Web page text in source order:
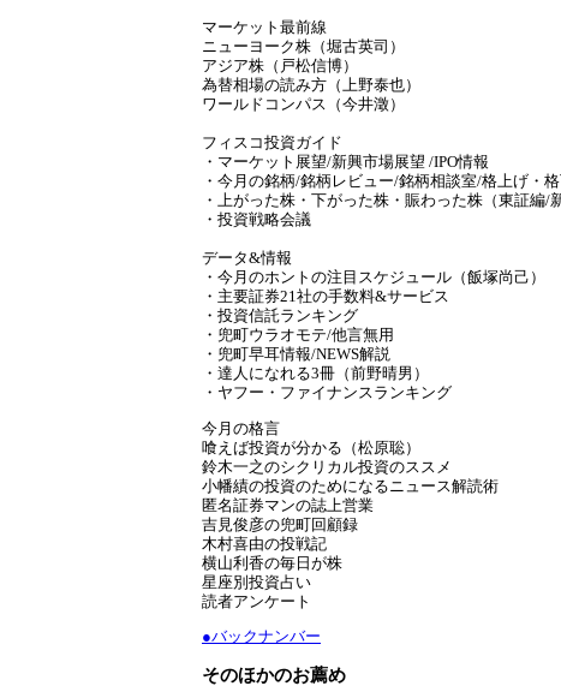
マーケット最前線
ニューヨーク株（堀古英司）
アジア株（戸松信博）
為替相場の読み方（上野泰也）
ワールドコンパス（今井澂）
フィスコ投資ガイド
・マーケット展望/新興市場展望 /IPO情報
・今月の銘柄/銘柄レビュー/銘柄相談室/格上げ・
・上がった株・下がった株・賑わった株（東証編/
・投資戦略会議
データ&情報
・今月のホントの注目スケジュール（飯塚尚己）
・主要証券21社の手数料&サービス
・投資信託ランキング
・兜町ウラオモテ/他言無用
・兜町早耳情報/NEWS解説
・達人になれる3冊（前野晴男）
・ヤフー・ファイナンスランキング
今月の格言
喰えば投資が分かる（松原聡）
鈴木一之のシクリカル投資のススメ
小幡績の投資のためになるニュース解読術
匿名証券マンの誌上営業
吉見俊彦の兜町回顧録
木村喜由の投戦記
横山利香の毎日が株
星座別投資占い
読者アンケート
●バックナンバー
そのほかのお薦め